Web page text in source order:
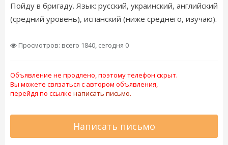
Пойду в бригаду. Язык: русский, украинский, английский
(средний уровень), испанский (ниже среднего, изучаю).
Просмотров: всего 1840, сегодня 0
Объявление не продлено, поэтому телефон скрыт.
Вы можете связаться с автором объявления,
перейдя по ссылке написать письмо.
Написать письмо